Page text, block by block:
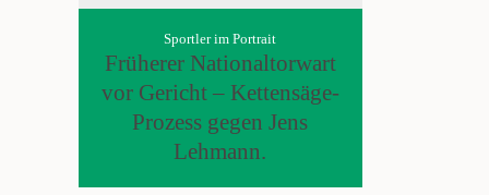
Sportler im Portrait
Früherer Nationaltorwart
vor Gericht – Kettensäge-
Prozess gegen Jens
Lehmann.